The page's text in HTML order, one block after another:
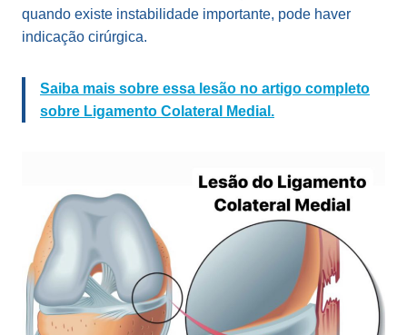
quando existe instabilidade importante, pode haver
indicação cirúrgica.
Saiba mais sobre essa lesão no artigo completo
sobre Ligamento Colateral Medial.